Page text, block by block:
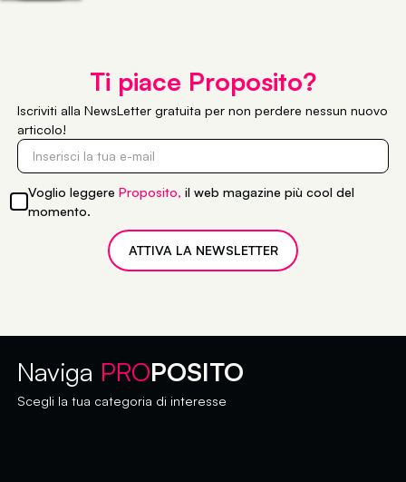
Ti piace Proposito?
Iscriviti allaNewsLetter gratuita per non perdere nessun nuovo
articolo!
Voglio leggereProposito,il web magazine più cool del
momento.
Naviga PROPOSITO
Scegli la tua categoria di interesse